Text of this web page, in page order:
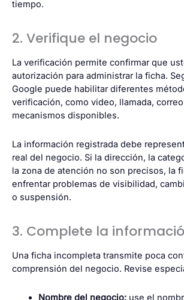
tiempo.
2. Verifique el negocio
La verificación permite confirmar que
autorización para administrar la ficha.
Google puede habilitar diferentes
verificación, como video, llamada,
mecanismos disponibles.
La información registrada debe
real del negocio. Si la dirección, la
la zona de atención no son precisos, la
enfrentar problemas de visibilidad,
o suspensión.
3. Complete la
Una ficha incompleta transmite poca
comprensión del negocio. Revise
Nombre del negocio:use el